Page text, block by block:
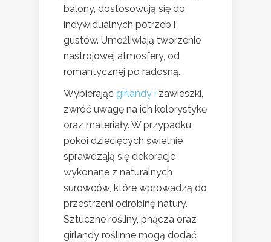
balony, dostosowują się do
indywidualnych potrzeb i
gustów. Umożliwiają tworzenie
nastrojowej atmosfery, od
romantycznej po radosną.
Wybierając girlandy i zawieszki,
zwróć uwagę na ich kolorystykę
oraz materiały. W przypadku
pokoi dziecięcych świetnie
sprawdzają się dekoracje
wykonane z naturalnych
surowców, które wprowadzą do
przestrzeni odrobinę natury.
Sztuczne rośliny, pnącza oraz
girlandy roślinne mogą dodać